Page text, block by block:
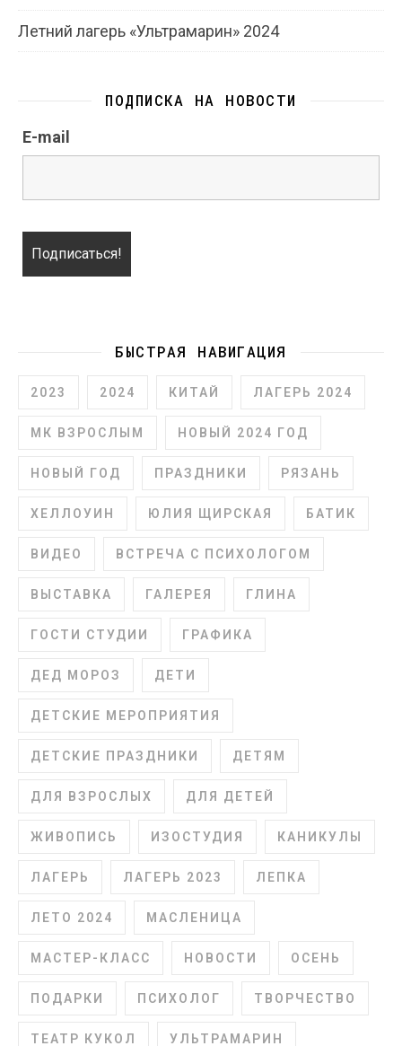
Летний лагерь «Ультрамарин» 2024
ПОДПИСКА НА НОВОСТИ
E-mail
БЫСТРАЯ НАВИГАЦИЯ
2023 2024 КИТАЙ ЛАГЕРЬ 2024
МК ВЗРОСЛЫМ НОВЫЙ 2024 ГОД
НОВЫЙ ГОД ПРАЗДНИКИ РЯЗАНЬ
ХЕЛЛОУИН ЮЛИЯ ЩИРСКАЯ БАТИК
ВИДЕО ВСТРЕЧА С ПСИХОЛОГОМ
ВЫСТАВКА ГАЛЕРЕЯ ГЛИНА
ГОСТИ СТУДИИ ГРАФИКА
ДЕД МОРОЗ ДЕТИ
ДЕТСКИЕ МЕРОПРИЯТИЯ
ДЕТСКИЕ ПРАЗДНИКИ ДЕТЯМ
ДЛЯ ВЗРОСЛЫХ ДЛЯ ДЕТЕЙ
ЖИВОПИСЬ ИЗОСТУДИЯ КАНИКУЛЫ
ЛАГЕРЬ ЛАГЕРЬ 2023 ЛЕПКА
ЛЕТО 2024 МАСЛЕНИЦА
МАСТЕР-КЛАСС НОВОСТИ ОСЕНЬ
ПОДАРКИ ПСИХОЛОГ ТВОРЧЕСТВО
ТЕАТР КУКОЛ УЛЬТРАМАРИН